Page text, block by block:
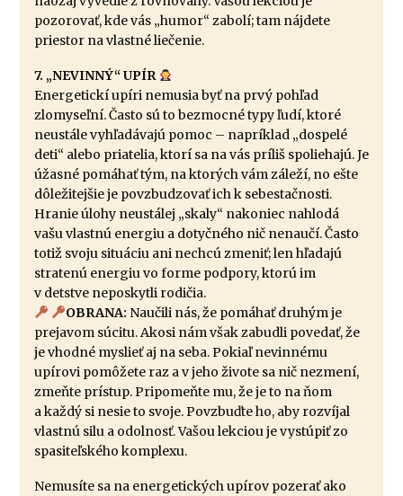
pozorovať, kde vás „humor“ zabolí; tam nájdete
priestor na vlastné liečenie.
7. „NEVINNÝ“ UPÍR
Energetickí upíri nemusia byť na prvý pohľad
zlomyseľní. Často sú to bezmocné typy ľudí, ktoré
neustále vyhľadávajú pomoc – napríklad „dospelé
deti“ alebo priatelia, ktorí sa na vás príliš spoliehajú. Je
úžasné pomáhať tým, na ktorých vám záleží, no ešte
dôležitejšie je povzbudzovať ich k sebestačnosti.
Hranie úlohy neustálej „skaly“ nakoniec nahlodá
vašu vlastnú energiu a dotyčného nič nenaučí. Často
totiž svoju situáciu ani nechcú zmeniť; len hľadajú
stratenú energiu vo forme podpory, ktorú im
v detstve neposkytli rodičia.
OBRANA: Naučili nás, že pomáhať druhým je
prejavom súcitu. Akosi nám však zabudli povedať, že
je vhodné myslieť aj na seba. Pokiaľ nevinnému
upírovi pomôžete raz a v jeho živote sa nič nezmení,
zmeňte prístup. Pripomeňte mu, že je to na ňom
a každý si nesie to svoje. Povzbuďte ho, aby rozvíjal
vlastnú silu a odolnosť. Vašou lekciou je vystúpiť zo
spasiteľského komplexu.
Nemusíte sa na energetických upírov pozerať ako